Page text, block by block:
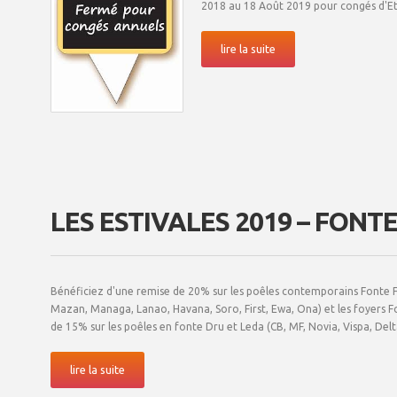
2018 au 18 Août 2019 pour congés
lire la suite
LES ESTIVALES 2019 –
Bénéficiez d'une remise de 20% sur les poêles contemporains Fonte
Mazan, Managa, Lanao, Havana, Soro, First, Ewa, Ona) et les
de 15% sur les poêles en fonte Dru et Leda (CB, MF, Novia, Vispa,
lire la suite